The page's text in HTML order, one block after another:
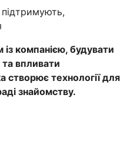
підтримують,
компанією, будувати
впливати
створює технології для
знайомству.